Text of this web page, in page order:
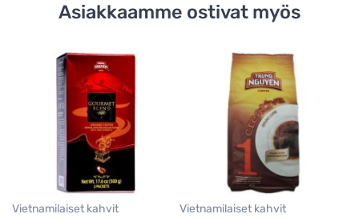
Asiakkaamme ostivat myös
Vietnamilaiset kahvit
Vietnamilaiset kahvit